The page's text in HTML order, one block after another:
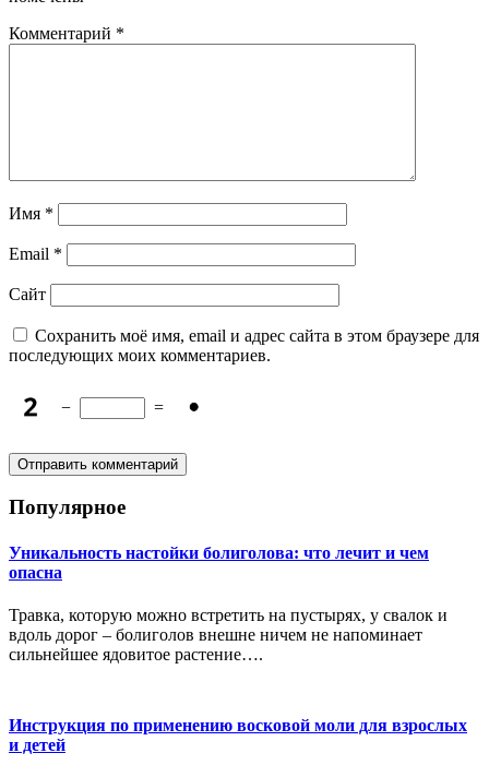
Комментарий *
Имя *
Email *
Сайт
Сохранить моё имя, email и адрес сайта в этом браузере для
последующих моих комментариев.
− =
Популярное
Уникальность настойки болиголова: что лечит и чем
опасна
Травка, которую можно встретить на пустырях, у свалок и
вдоль дорог – болиголов внешне ничем не напоминает
сильнейшее ядовитое растение….
Инструкция по применению восковой моли для взрослых
и детей